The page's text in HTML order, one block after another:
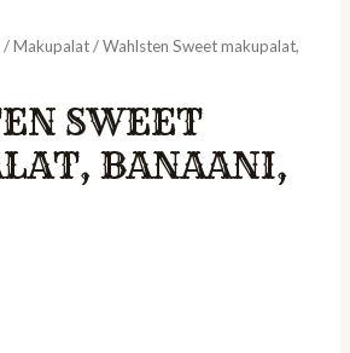
/Makupalat/ Wahlsten Sweet makupalat,
SWEET
BANAANI,